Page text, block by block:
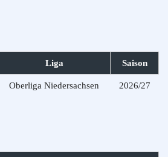
Liga Saison
Oberliga Niedersachsen 2026/27